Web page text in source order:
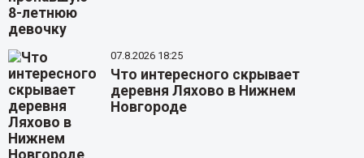
07.8.2026 18:25
Что интересного скрывает
деревня Ляхово в Нижнем
Новгороде